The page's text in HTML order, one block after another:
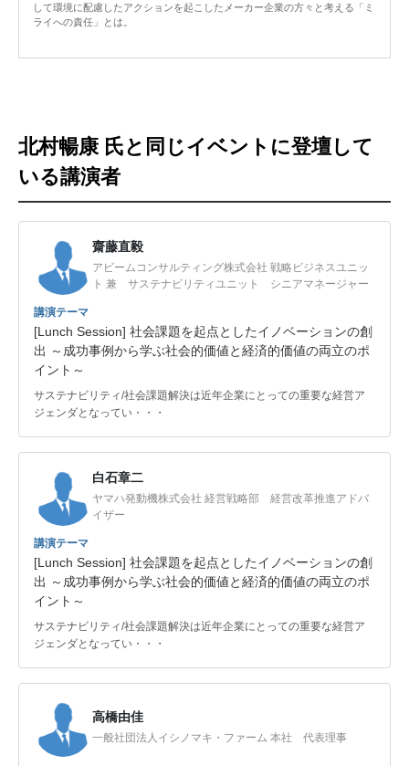
して環境に配慮したアクションを起こしたメーカー企業の方々と考える「ミ
ライへの責任」とは。
北村暢康 氏と同じイベントに登壇して
いる講演者
齋藤直毅
アビームコンサルティング株式会社 戦略ビジネスユニッ
ト 兼 サステナビリティユニット シニアマネージャー
講演テーマ
[Lunch Session] 社会課題を起点としたイノベーションの創
出 ～成功事例から学ぶ社会的価値と経済的価値の両立のポ
イント～
サステナビリティ/社会課題解決は近年企業にとっての重要な経営ア
ジェンダとなってい・・・
白石章二
ヤマハ発動機株式会社 経営戦略部 経営改革推進アドバ
イザー
講演テーマ
[Lunch Session] 社会課題を起点としたイノベーションの創
出 ～成功事例から学ぶ社会的価値と経済的価値の両立のポ
イント～
サステナビリティ/社会課題解決は近年企業にとっての重要な経営ア
ジェンダとなってい・・・
高橋由佳
一般社団法人イシノマキ・ファーム 本社 代表理事